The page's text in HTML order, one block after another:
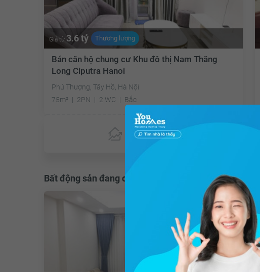
Giá từ 3.6 tỷ Thương lượng
Bán căn hộ chung cư Khu đô thị Nam Thăng
Long Ciputra Hanoi
Phú Thượng, Tây Hồ, Hà Nội
75m²
2PN 2 WC Bắc
Chưa có ưu đãi
Bất động sản đang cho thuê